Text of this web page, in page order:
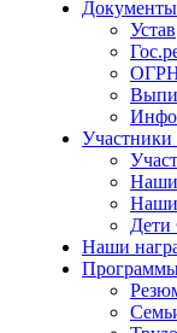
Устав
Наши
Наши
Дети
Наши